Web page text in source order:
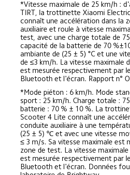
*Vitesse maximale de 25 km/h :
TIRT, la trottinette Xiaomi
connaît une accélération dans la
auxiliaire et roule à vitesse
test, avec une charge totale de 75
capacité de la batterie de 70
ambiante de (25 ± 5) °C et une
de ≤3 km/h. La vitesse maximale
est mesurée respectivement par
Bluetooth et l'écran. Rapport n°
*Mode piéton : 6 km/h. Mode
sport : 25 km/h. Charge totale :
batterie : 70 % ± 10 %. La
Scooter 4 Lite connaît une
conduite auxiliaire à une
(25 ± 5) ℃ et avec une vitesse
≤ 3 m/s. Sa vitesse maximale est
zone de test. La vitesse
est mesurée respectivement par
Bluetooth et l'écran. Données